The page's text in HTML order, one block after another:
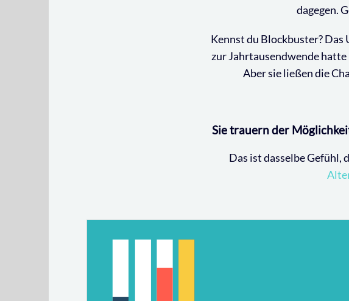
dagegen.
Kennst du Blockbuster?
zur Jahrtausendwende
Aber sie ließen die
Sie trauern der
Das ist dasselbe Gefühl,